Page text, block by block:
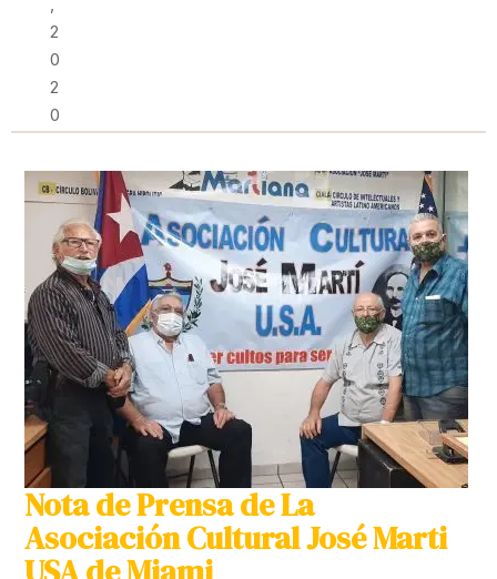
2
0
2
0
Nota de Prensa de La
Asociación Cultural José Marti